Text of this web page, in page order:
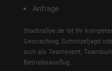
Anfrage
Stadtrallye.de ist Ihr
Geocaching, Schnitzeljagd
sich als Teamevent,
Betriebsausflug.